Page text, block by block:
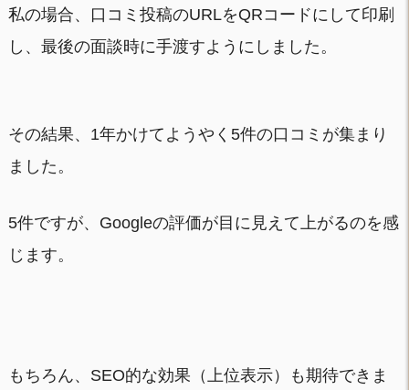
私の場合、口コミ投稿のURLをQRコードにして印刷
し、最後の面談時に手渡すようにしました。
その結果、1年かけてようやく5件の口コミが集まり
ました。
5件ですが、Googleの評価が目に見えて上がるのを感
じます。
もちろん、SEO的な効果（上位表示）も期待できま